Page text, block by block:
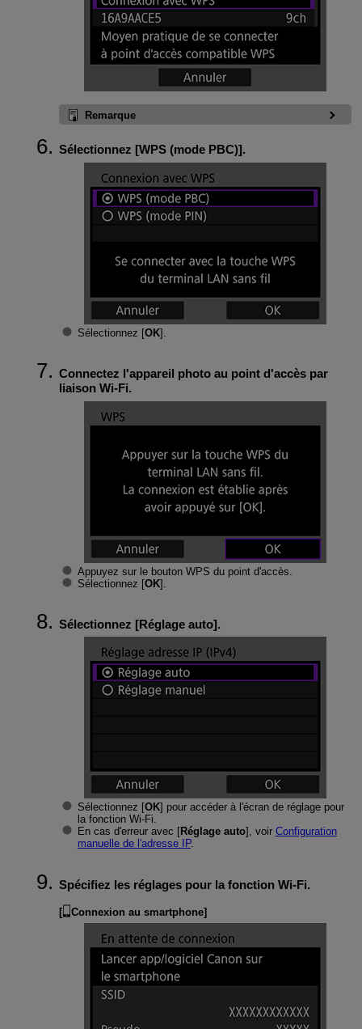
Remarque
Sélectionnez [WPS (mode PBC)].
Sélectionnez [OK].
Connectez l'appareil photo au point d'accès par
liaison Wi-Fi.
Appuyez sur le bouton WPS du point d'accès.
Sélectionnez [OK].
Sélectionnez [Réglage auto].
Sélectionnez [OK] pour accéder à l'écran de réglage pour
la fonction Wi-Fi.
En cas d'erreur avec [Réglage auto], voir Configuration
manuelle de l'adresse IP.
Spécifiez les réglages pour la fonction Wi-Fi.
[ Connexion au smartphone]